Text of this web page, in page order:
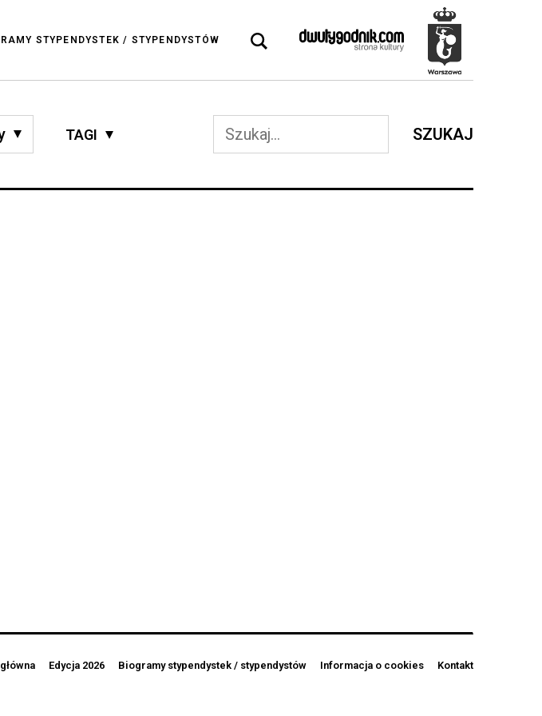
STYPENDYSTEK / STYPENDYSTÓW
TAGI SZUKAJ
Edycja 2026 Biogramy stypendystek / stypendystów Informacja o cookies Kontakt